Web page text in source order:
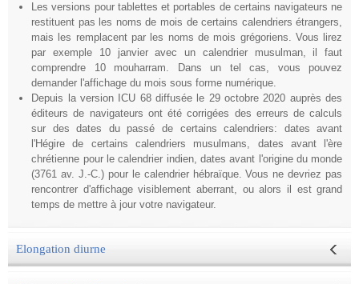
Les versions pour tablettes et portables de certains navigateurs ne
restituent pas les noms de mois de certains calendriers étrangers,
mais les remplacent par les noms de mois grégoriens. Vous lirez
par exemple 10 janvier avec un calendrier musulman, il faut
comprendre 10 mouharram. Dans un tel cas, vous pouvez
demander l'affichage du mois sous forme numérique.
Depuis la version ICU 68 diffusée le 29 octobre 2020 auprès des
éditeurs de navigateurs ont été corrigées des erreurs de calculs
sur des dates du passé de certains calendriers: dates avant
l'Hégire de certains calendriers musulmans, dates avant l'ère
chrétienne pour le calendrier indien, dates avant l'origine du monde
(3761 av. J.-C.) pour le calendrier hébraïque. Vous ne devriez pas
rencontrer d'affichage visiblement aberrant, ou alors il est grand
temps de mettre à jour votre navigateur.
Elongation diurne